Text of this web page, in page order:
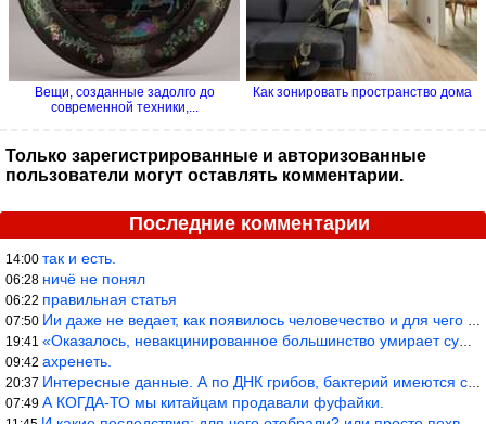
Вещи, созданные задолго до
современной техники,...
Как зонировать пространство дома
Только зарегистрированные и авторизованные
пользователи могут оставлять комментарии.
Последние комментарии
14:00 так и есть.
06:28 ничё не понял
06:22 правильная статья
07:50 Ии даже не ведает, как появилось человечество и для чего оно сущ
19:41 «Оказалось, невакцинированное большинство умирает существенно ча
09:42 ахренеть.
20:37 Интересные данные. А по ДНК грибов, бактерий имеются сведения из
07:49 А КОГДА-ТО мы китайцам продавали фуфайки.